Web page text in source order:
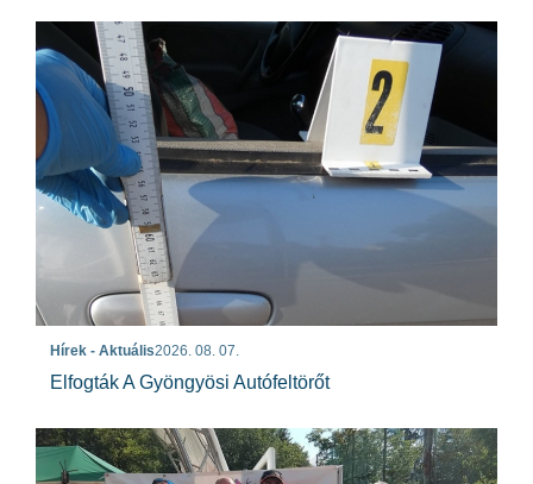
Hírek - Aktuális2026. 08. 07.
Elfogták A Gyöngyösi Autófeltörőt